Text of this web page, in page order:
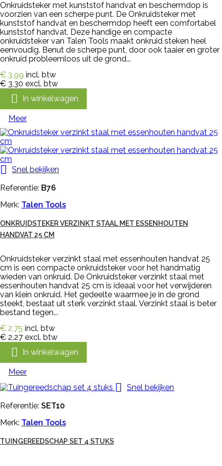
Onkruidsteker met kunststof handvat en beschermdop is
voorzien van een scherpe punt. De Onkruidsteker met
kunststof handvat en beschermdop heeft een comfortabel
kunststof handvat. Deze handige en compacte
onkruidsteker van Talen Tools maakt onkruid steken heel
eenvoudig. Benut de scherpe punt, door ook taaier en groter
onkruid probleemloos uit de grond...
€ 3,99 incl. btw
€ 3,30 excl. btw
 In winkelwagen
Meer

Snel bekijken
Referentie: B76
Merk: Talen Tools
ONKRUIDSTEKER VERZINKT STAAL MET ESSENHOUTEN
HANDVAT 25 CM
Onkruidsteker verzinkt staal met essenhouten handvat 25
cm is een compacte onkruidsteker voor het handmatig
wieden van onkruid. De Onkruidsteker verzinkt staal met
essenhouten handvat 25 cm is ideaal voor het verwijderen
van klein onkruid. Het gedeelte waarmee je in de grond
steekt, bestaat uit sterk verzinkt staal. Verzinkt staal is beter
bestand tegen...
€ 2,75 incl. btw
€ 2,27 excl. btw
 In winkelwagen
Meer

Snel bekijken
Referentie: SET10
Merk: Talen Tools
TUINGEREEDSCHAP SET 4 STUKS